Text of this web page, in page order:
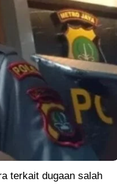
terkait dugaan salah